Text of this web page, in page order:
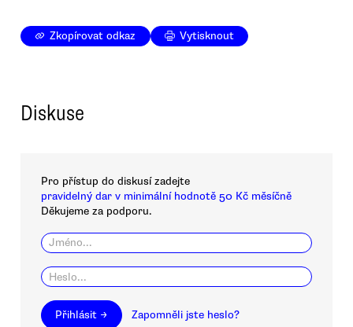
Zkopírovat odkaz Vytisknout
Diskuse
Pro přístup do diskusí zadejte
pravidelný dar v minimální hodnotě 50 Kč měsíčně
Děkujeme za podporu.
Přihlásit → Zapomněli jste heslo?